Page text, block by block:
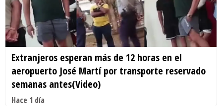
Extranjeros esperan más de 12 horas en el
aeropuerto José Martí por transporte reservado
semanas antes(Video)
Hace 1 día